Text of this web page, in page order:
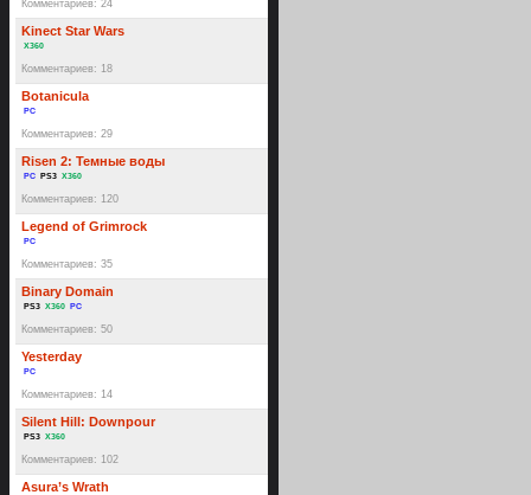
Комментариев: 24
Kinect Star Wars
X360
Комментариев: 18
Botanicula
PC
Комментариев: 29
Risen 2: Темные воды
PC PS3 X360
Комментариев: 120
Legend of Grimrock
PC
Комментариев: 35
Binary Domain
PS3 X360 PC
Комментариев: 50
Yesterday
PC
Комментариев: 14
Silent Hill: Downpour
PS3 X360
Комментариев: 102
Asura’s Wrath